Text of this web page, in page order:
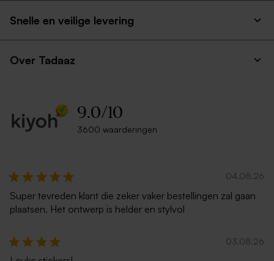
Snelle en veilige levering
Over Tadaaz
9.0/10
3600 waarderingen
04.08.26
Super tevreden klant die zeker vaker bestellingen zal gaan
plaatsen. Het ontwerp is helder en stylvol
03.08.26